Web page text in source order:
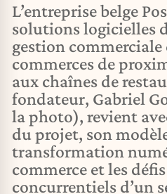
L’entreprise belge
solutions logicielles
gestion commerciale
commerces de
aux chaînes de
fondateur, Gabriel
la photo), revient
du projet, son
transformation
commerce et les
concurrentiels d’un